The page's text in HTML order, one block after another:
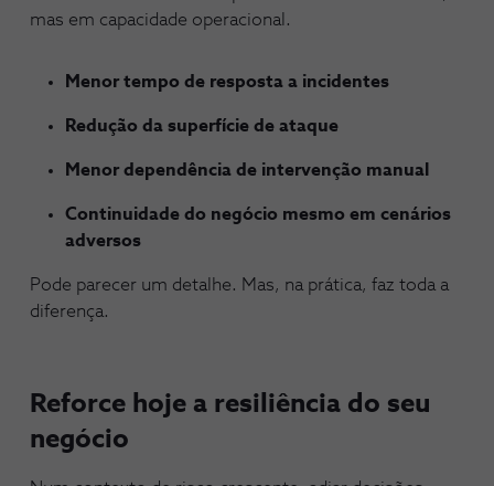
mas em capacidade operacional.
Menor tempo de resposta a incidentes
Redução da superfície de ataque
Menor dependência de intervenção manual
Continuidade do negócio mesmo em cenários
adversos
Pode parecer um detalhe. Mas, na prática, faz toda a
diferença.
Reforce hoje a resiliência do seu
negócio